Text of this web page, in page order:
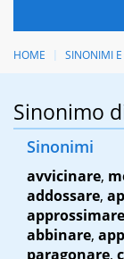
HOME SINONIMI
Sinonimo
Sinonimi
avvicinare,
addossare,
approssimare
abbinare,
paragonare,